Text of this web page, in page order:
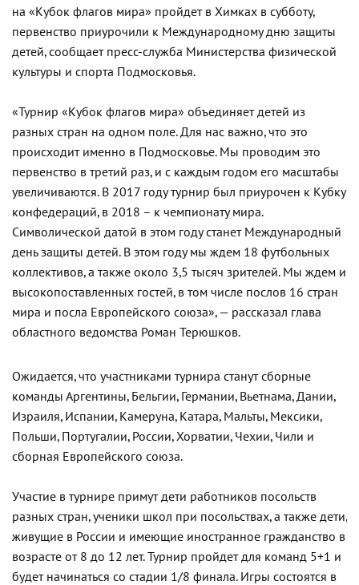
на «Кубок флагов мира» пройдет в Химках в субботу,
первенство приурочили к Международному дню защиты
детей, сообщает пресс-служба Министерства физической
культуры и спорта Подмосковья.
«Турнир «Кубок флагов мира» объединяет детей из
разных стран на одном поле. Для нас важно, что это
происходит именно в Подмосковье. Мы проводим это
первенство в третий раз, и с каждым годом его масштабы
увеличиваются. В 2017 году турнир был приурочен к Кубку
конфедераций, в 2018 – к чемпионату мира.
Символической датой в этом году станет Международный
день защиты детей. В этом году мы ждем 18 футбольных
коллективов, а также около 3,5 тысяч зрителей. Мы ждем и
высокопоставленных гостей, в том числе послов 16 стран
мира и посла Европейского союза», — рассказал глава
областного ведомства Роман Терюшков.
Ожидается, что участниками турнира станут сборные
команды Аргентины, Бельгии, Германии, Вьетнама, Дании,
Израиля, Испании, Камеруна, Катара, Мальты, Мексики,
Польши, Португалии, России, Хорватии, Чехии, Чили и
сборная Европейского союза.
Участие в турнире примут дети работников посольств
разных стран, ученики школ при посольствах, а также дети,
живущие в России и имеющие иностранное гражданство в
возрасте от 8 до 12 лет. Турнир пройдет для команд 5+1 и
будет начинаться со стадии 1/8 финала. Игры состоятся в